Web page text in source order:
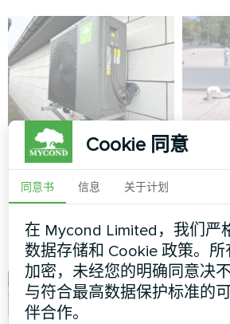
配备 Mycond 分体式
热泵 BeeHeat 系列的
独立别墅
MyCond 分体式热泵 BeeHeat
系列全年提供高效供暖和制冷
小屋
体
系列全
Cookie 同意
同意书 信息 关于计划
在 Mycond Limited，我们严
数据存储和 Cookie 政策。
加密，未经您的明确同意决
与符合最高数据保护标准的
伴合作。